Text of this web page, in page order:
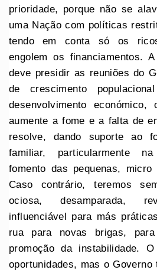
prioridade, porque não se
uma Nação com políticas
tendo em conta só os
engolem os financiamentos.
deve presidir as reuniões do
de crescimento
desenvolvimento
aumente a fome e a falta de
resolve, dando suporte ao
familiar, particularmente
fomento das pequenas,
Caso contrário, teremos
ociosa, desamparada,
influenciável para más
rua para novas brigas,
promoção da instabilidade.
oportunidades, mas o Governo